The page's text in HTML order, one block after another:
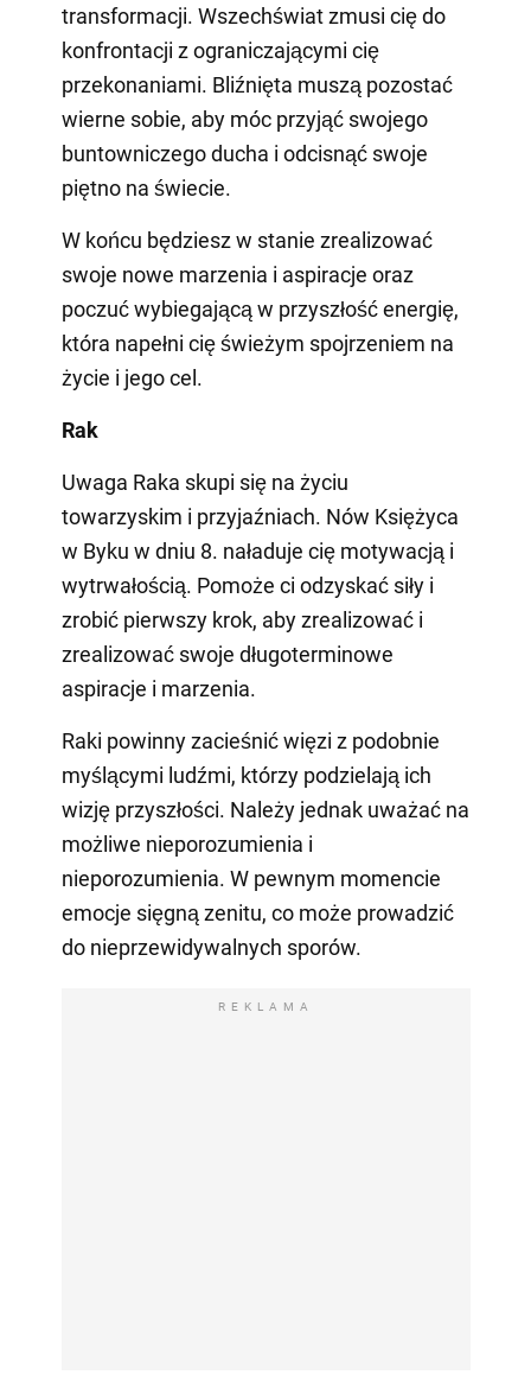
transformacji. Wszechświat zmusi cię do
konfrontacji z ograniczającymi cię
przekonaniami. Bliźnięta muszą pozostać
wierne sobie, aby móc przyjąć swojego
buntowniczego ducha i odcisnąć swoje
piętno na świecie.
W końcu będziesz w stanie zrealizować
swoje nowe marzenia i aspiracje oraz
poczuć wybiegającą w przyszłość energię,
która napełni cię świeżym spojrzeniem na
życie i jego cel.
Rak
Uwaga Raka skupi się na życiu
towarzyskim i przyjaźniach. Nów Księżyca
w Byku w dniu 8. naładuje cię motywacją i
wytrwałością. Pomoże ci odzyskać siły i
zrobić pierwszy krok, aby zrealizować i
zrealizować swoje długoterminowe
aspiracje i marzenia.
Raki powinny zacieśnić więzi z podobnie
myślącymi ludźmi, którzy podzielają ich
wizję przyszłości. Należy jednak uważać na
możliwe nieporozumienia i
nieporozumienia. W pewnym momencie
emocje sięgną zenitu, co może prowadzić
do nieprzewidywalnych sporów.
REKLAMA